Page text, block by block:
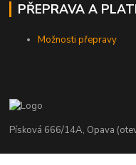
PŘEPRAVA A
Možnosti přepravy
Písková 666/14A, Opava